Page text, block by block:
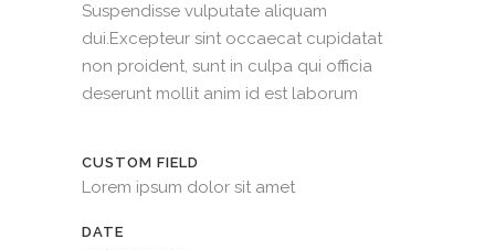
Suspendisse vulputate aliquam
dui.Excepteur sint occaecat cupidatat
non proident, sunt in culpa qui officia
deserunt mollit anim id est laborum
CUSTOM FIELD
Lorem ipsum dolor sit amet
DATE